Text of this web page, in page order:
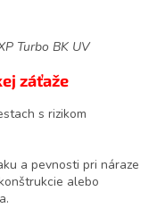
Turbo BK UV
záťaže
s rizikom
a pevnosti pri náraze
alebo